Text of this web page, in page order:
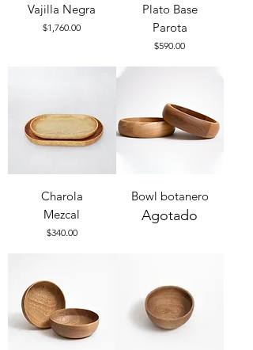
Vajilla Negra
Precio
$1,760.00
Plato Base
Parota
Precio
$590.00
Charola
Mezcal
Precio
$340.00
Bowl botanero
Agotado